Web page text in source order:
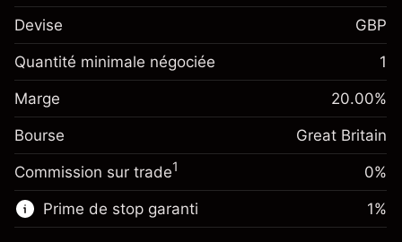
Marge. Votre
investissement
Ajustement des fonds de
Frais sur la valeur totale de la
position
-0.021271
%
(-£1.06)
Taille de la position avec effet de levier
Valeur nominale avec effet de levier
~£4,000.00
Marge. Votre
£1,000.00
Ajustement des fonds
de overnight
Frais sur la valeur totale de la
position
-0.000647
%
Taille de la position avec effet de levier
Devise GBP
Quantité minimale négociée 1
Marge 20.00%
Bourse Great Britain
Commission sur trade1 0%
Prime de stop garanti 1%